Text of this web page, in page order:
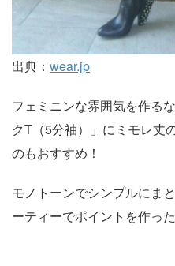
出典： wear.jp
フェミニンな雰囲気を作る
クT（5分袖）」にミモレ丈
のもおすすめ！
モノトーンでシンプルにま
ーティーでポイントを作っ